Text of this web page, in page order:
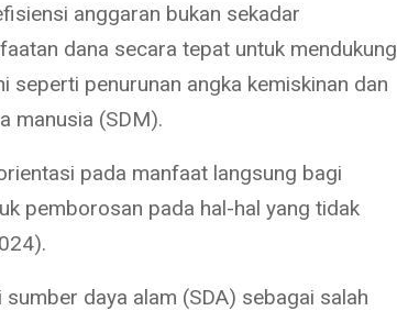
anggaran bukan sekadar
dana secara tepat untuk mendukung
seperti penurunan angka kemiskinan dan
manusia (SDM).
pada manfaat langsung bagi
pemborosan pada hal-hal yang tidak
daya alam (SDA) sebagai salah